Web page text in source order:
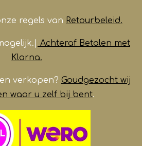
regels van Retourbeleid.
Achteraf Betalen met
Klarna.
verkopen? Goudgezocht wij
waar u zelf bij bent.